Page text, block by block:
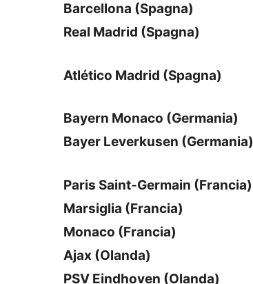
Barcellona (Spagna)
Real Madrid (Spagna)
Atlético Madrid (Spagna)
Bayern Monaco (Germania)
Bayer Leverkusen (Germania)
Paris Saint-Germain (Francia)
Marsiglia (Francia)
Monaco (Francia)
Ajax (Olanda)
PSV Eindhoven (Olanda)